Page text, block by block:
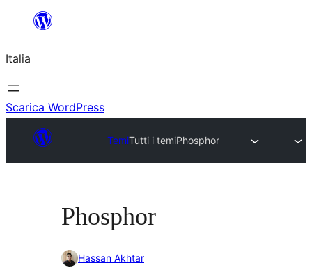
contenuto
Italia
Scarica WordPress
TemiTutti i temiPhosphor
Phosphor
Hassan Akhtar